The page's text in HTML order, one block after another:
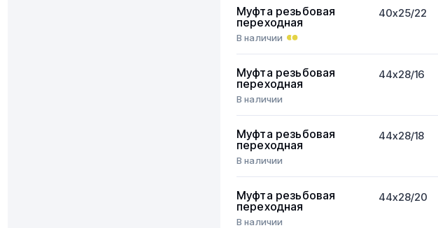
Муфта резьбовая
переходная
В наличии
40х25/22
Муфта резьбовая
переходная
В наличии
44х28/16
Муфта резьбовая
переходная
В наличии
44х28/18
Муфта резьбовая
переходная
В наличии
44х28/20